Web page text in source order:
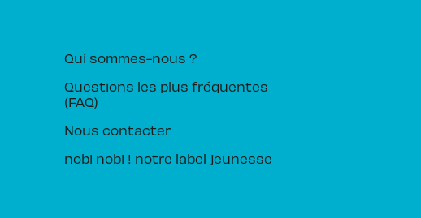
Qui sommes-nous ?
Questions les plus fréquentes
(FAQ)
Nous contacter
nobi nobi ! notre label jeunesse